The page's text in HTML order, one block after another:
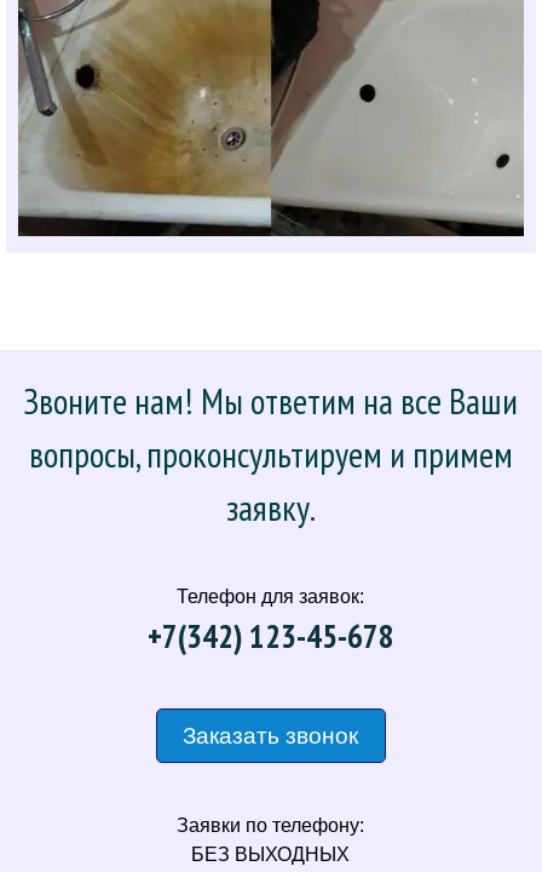
Звоните нам! Мы ответим на все Ваши
вопросы, проконсультируем и примем
заявку.
Телефон для заявок:
+7(342) 123-45-678
Заказать звонок
Заявки по телефону:
БЕЗ ВЫХОДНЫХ